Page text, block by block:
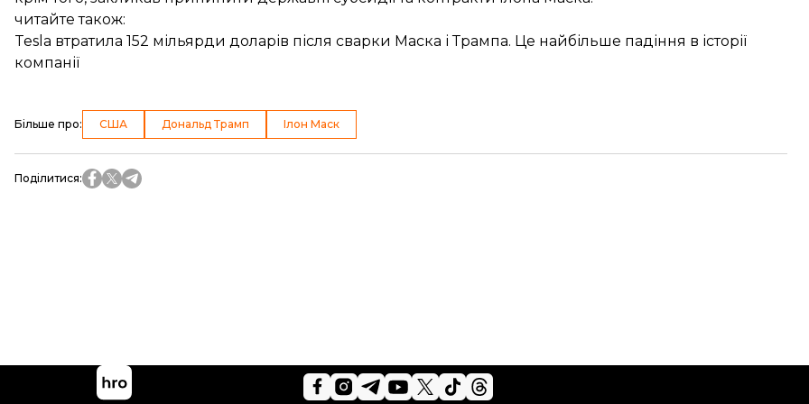
читайте також:
Tesla втратила 152 мільярди доларів після сварки Маска і Трампа. Це найбільше падіння в історії
компанії
Більше про: США Дональд Трамп Ілон Маск
Поділитися: